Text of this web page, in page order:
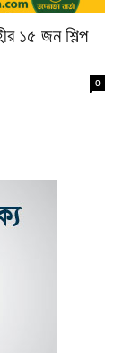
১৫ জন শিল্প
0